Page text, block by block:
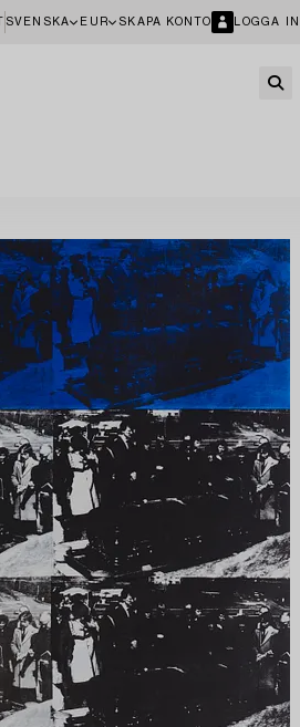
SVENSKA EUR SKAPA KONTO LOGGA IN